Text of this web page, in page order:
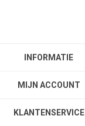
INFORMATIE
MIJN ACCOUNT
KLANTENSERVICE